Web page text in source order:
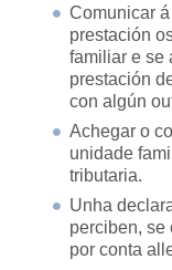
Comunicar
prestación
familiar e se
prestación
con algún
Achegar o
unidade
tributaria.
Unha
perciben, se
por conta